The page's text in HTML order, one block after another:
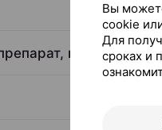
и для чего
Вы
cookie
Для
сроках и